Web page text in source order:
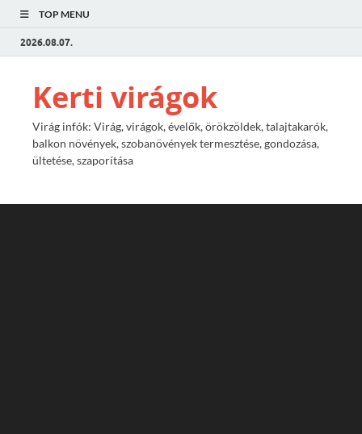
TOP MENU
2026.08.07.
Kerti virágok
Virág infók: Virág, virágok, évelők, örökzöldek, talajtakarók,
balkon növények, szobanövények termesztése, gondozása,
ültetése, szaporítása